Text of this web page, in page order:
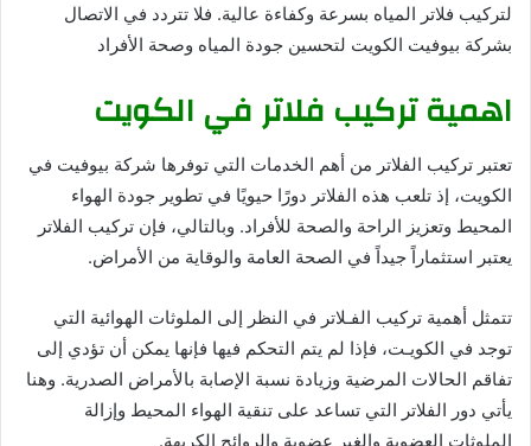
لتركيب فلاتر المياه بسرعة وكفاءة عالية. فلا تتردد في الاتصال
بشركة بيوفيت الكويت لتحسين جودة المياه وصحة الأفراد
اهمية تركيب فلاتر في الكويت
تعتبر تركيب الفلاتر من أهم الخدمات التي توفرها شركة بيوفيت في
الكويت، إذ تلعب هذه الفلاتر دورًا حيويًا في تطوير جودة الهواء
المحيط وتعزيز الراحة والصحة للأفراد. وبالتالي، فإن تركيب الفلاتر
يعتبر استثماراً جيداً في الصحة العامة والوقاية من الأمراض.
تتمثل أهمية تركيب الفـلاتر في النظر إلى الملوثات الهوائية التي
توجد في الكويـت، فإذا لم يتم التحكم فيها فإنها يمكن أن تؤدي إلى
تفاقم الحالات المرضية وزيادة نسبة الإصابة بالأمراض الصدرية. وهنا
يأتي دور الفلاتر التي تساعد على تنقية الهواء المحيط وإزالة
الملوثات العضوية والغير عضوية والروائح الكريهة.